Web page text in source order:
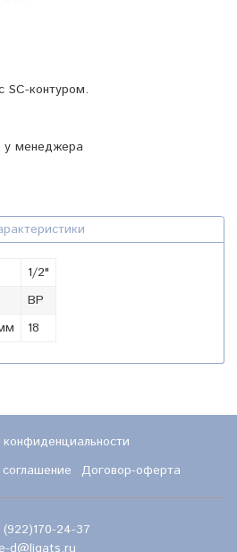
контуром.
у менеджера
1/2"
ВР
18
конфиденциальности
Договор-оферта
24-37
e-d@ligats.ru